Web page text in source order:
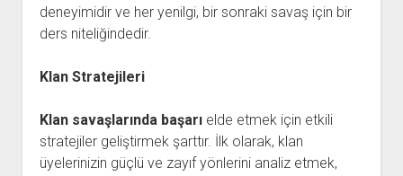
deneyimidir ve her yenilgi, bir sonraki savaş için bir
ders niteliğindedir.
Klan Stratejileri
Klan savaşlarında başarıelde etmek için etkili
stratejiler geliştirmek şarttır. İlk olarak, klan
üyelerinizin güçlü ve zayıf yönlerini analiz etmek,